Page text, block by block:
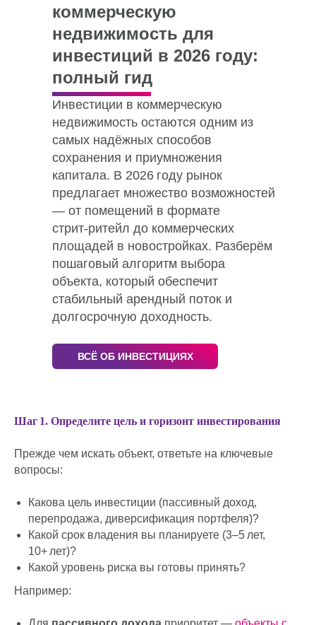
коммерческую
недвижимость для
инвестиций в 2026 году:
полный гид
Инвестиции в коммерческую
недвижимость остаются одним из
самых надёжных способов
сохранения и приумножения
капитала. В 2026 году рынок
предлагает множество возможностей
— от помещений в формате
стрит‑ритейл до коммерческих
площадей в новостройках. Разберём
пошаговый алгоритм выбора
объекта, который обеспечит
стабильный арендный поток и
долгосрочную доходность.
ВСЁ ОБ ИНВЕСТИЦИЯХ
Шаг 1. Определите цель и горизонт инвестирования
Прежде чем искать объект, ответьте на ключевые
вопросы:
Какова цель инвестиции (пассивный доход,
перепродажа, диверсификация портфеля)?
Какой срок владения вы планируете (3–5 лет,
10+ лет)?
Какой уровень риска вы готовы принять?
Например: